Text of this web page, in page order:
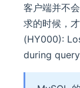
客户端并不
求的时候，
(HY000):
during